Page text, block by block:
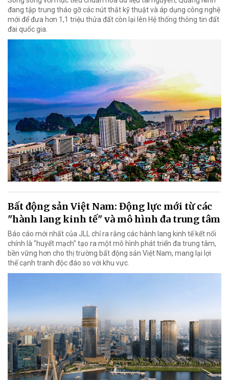
đang tập trung tháo gỡ các nút thắt kỹ thuật và áp dụng công nghệ
mới để đưa hơn 1,1 triệu thửa đất còn lại lên Hệ thống thông tin đất
đai quốc gia.
Bất động sản Việt Nam: Động lực mới từ các
"hành lang kinh tế" và mô hình đa trung tâm
Báo cáo mới nhất của JLL chỉ ra rằng các hành lang kinh tế kết nối
chính là "huyết mạch" tạo ra một mô hình phát triển đa trung tâm,
bền vững hơn cho thị trường bất động sản Việt Nam, mang lại lợi
thế cạnh tranh độc đáo so với khu vực.